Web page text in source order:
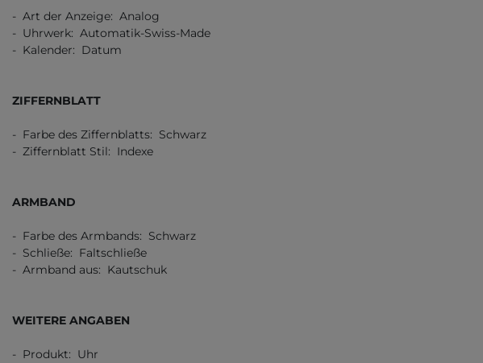
- Art der Anzeige: Analog
- Uhrwerk: Automatik-Swiss-Made
- Kalender: Datum
ZIFFERNBLATT
- Farbe des Ziffernblatts: Schwarz
- Ziffernblatt Stil: Indexe
ARMBAND
- Farbe des Armbands: Schwarz
- Schließe: Faltschließe
- Armband aus: Kautschuk
WEITERE ANGABEN
- Produkt: Uhr